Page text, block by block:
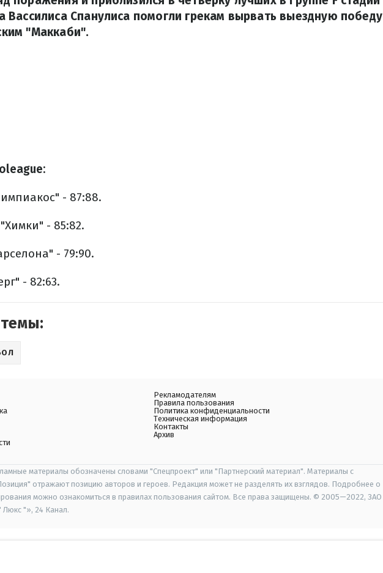
Вассилиса Спанулиса помогли грекам вырвать выездную победу
"Маккаби".
- 87:88.
- 85:82.
- 79:90.
- 82:63.
Рекламодателям
Правила пользования
Политика конфиденциальности
Техническая информация
Контакты
Архив
материалы обозначены словами "Спецпроект" или "Партнерский материал". Материалы с
отражают позицию авторов и героев. Редакция может не разделять их взглядов. Подробнее о
можно ознакомиться в правилах пользования сайтом. Все права защищены. © 2005—2022, ЗАО
"», 24 Канал.